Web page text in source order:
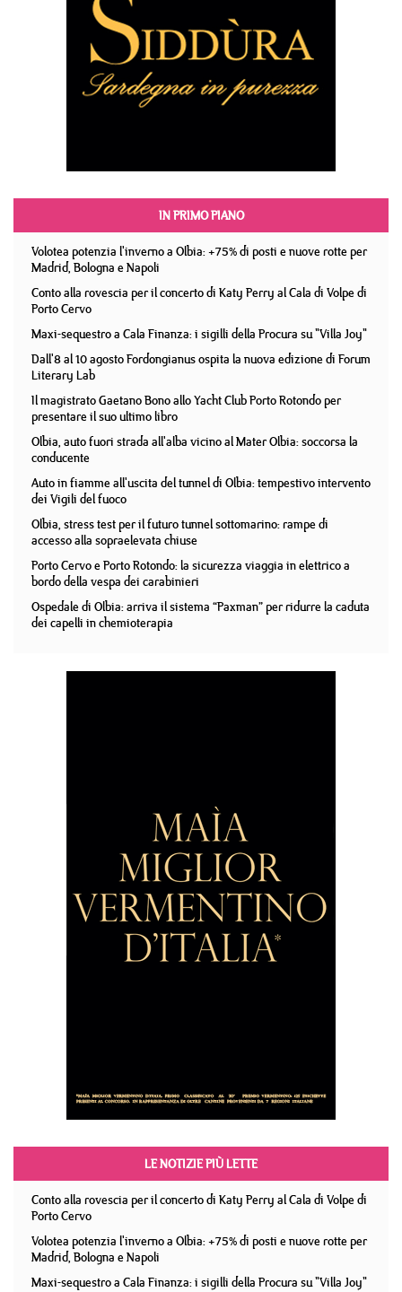
IN PRIMO PIANO
Volotea potenzia l'inverno a Olbia: +75% di posti e nuove rotte per
Madrid, Bologna e Napoli
Conto alla rovescia per il concerto di Katy Perry al Cala di Volpe di
Porto Cervo
Maxi-sequestro a Cala Finanza: i sigilli della Procura su "Villa Joy"
Dall'8 al 10 agosto Fordongianus ospita la nuova edizione di Forum
Literary Lab
Il magistrato Gaetano Bono allo Yacht Club Porto Rotondo per
presentare il suo ultimo libro
Olbia, auto fuori strada all'alba vicino al Mater Olbia: soccorsa la
conducente
Auto in fiamme all'uscita del tunnel di Olbia: tempestivo intervento
dei Vigili del fuoco
Olbia, stress test per il futuro tunnel sottomarino: rampe di
accesso alla sopraelevata chiuse
Porto Cervo e Porto Rotondo: la sicurezza viaggia in elettrico a
bordo della vespa dei carabinieri
Ospedale di Olbia: arriva il sistema “Paxman” per ridurre la caduta
dei capelli in chemioterapia
LE NOTIZIE PIÙ LETTE
Conto alla rovescia per il concerto di Katy Perry al Cala di Volpe di
Porto Cervo
Volotea potenzia l'inverno a Olbia: +75% di posti e nuove rotte per
Madrid, Bologna e Napoli
Maxi-sequestro a Cala Finanza: i sigilli della Procura su "Villa Joy"